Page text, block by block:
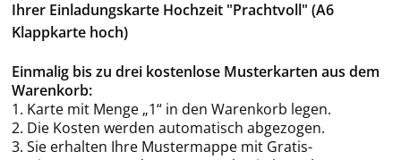
Ihrer Einladungskarte Hochzeit "Prachtvoll" (A6
Klappkarte hoch)
Einmalig bis zu drei kostenlose Musterkarten aus dem
Warenkorb:
1. Karte mit Menge „1“ in den Warenkorb legen.
2. Die Kosten werden automatisch abgezogen.
3. Sie erhalten Ihre Mustermappe mit Gratis-